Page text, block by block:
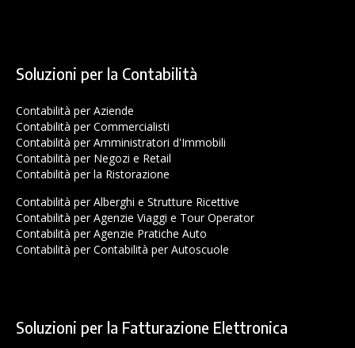
Soluzioni per la Contabilità
Contabilità per Aziende
Contabilità per Commercialisti
Contabilità per Amministratori d'Immobili
Contabilità per Negozi e Retail
Contabilità per la Ristorazione
Contabilità per Alberghi e Strutture Ricettive
Contabilità per Agenzie Viaggi e Tour Operator
Contabilità per Agenzie Pratiche Auto
Contabilità per Contabilità per Autoscuole
Soluzioni per la Fatturazione Elettronica